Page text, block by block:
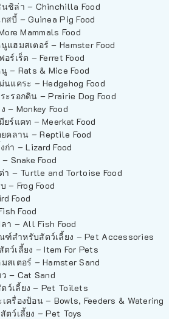
ชิล่า – Chinchilla Food
สบี้ – Guinea Pig Food
Mammals Food
แฮมสเตอร์ – Hamster Food
อร์เร็ต – Ferret Food
– Rats & Mice Food
นแคระ – Hedgehog Food
ะรอกดิน – Prairie Dog Food
– Monkey Food
ยร์แคท – Meerkat Food
คลาน – Reptile Food
ก่า – Lizard Food
Snake Food
า – Turtle and Tortoise Food
– Frog Food
Food
Food
า – All Fish Food
สำหรับสัตว์เลี้ยง – Pet Accessories
ว์เลี้ยง – Item For Pets
สเตอร์ – Hamster Sand
– Cat Sand
ว์เลี้ยง – Pet Toilets
ครื่องป้อน – Bowls, Feeders & Watering
ตว์เลี้ยง – Pet Toys